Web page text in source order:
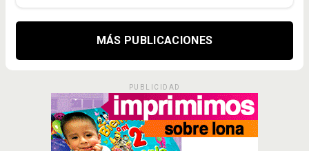
MÁS PUBLICACIONES
PUBLICIDAD